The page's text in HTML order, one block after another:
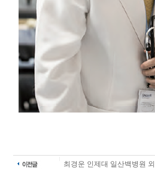
최경운 인제대 일산백병원